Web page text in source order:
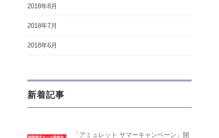
2018年8月
2018年7月
2018年6月
新着記事
「アミュレット サマーキャンペーン」開